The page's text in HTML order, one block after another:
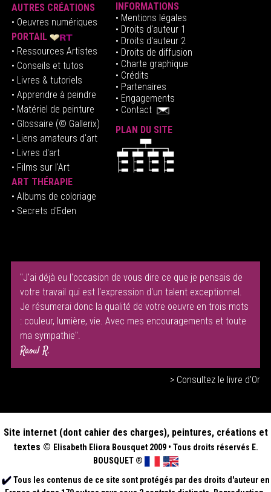
AUTRES CRÉATIONS
• Oeuvres numériques
PORTAIL
• Ressources Artistes
• Conseils et tutos
• Livres & tutoriels
• Apprendre à peindre
• Matériel de peinture
• Glossaire (© Gallerix)
• Liens amateurs d'art
• Livres d'art
• Films sur l'Art
ART THÉRAPIE
• Albums de coloriage
• Secrets d'Eden
INFORMATIONS
• Mentions légales
• Droits d'auteur1
• Droits d'auteur 2
• Droits de diffusion
• Charte graphique
• Crédits
• Partenaires
• Engagements
• Contact
PLAN DU SITE
"J'ai déjà eu l'occasion de vous dire ce que je pensais de
votre travail qui est l'expression d'un talent exceptionnel.
Je résumerai donc la qualité de votre oeuvre en trois mots
: couleur, lumière, vie. Avec mes encouragements et toute
ma sympathie".
Raoul R.
> Consultez le livre d'Or
Site internet (dont cahier des charges), peintures, créations et
textes © Elisabeth Eliora Bousquet 2009 • Tous droits réservés E.
BOUSQUET ®
Tous les contenus de ce site sont protégés par des droits d'auteur en